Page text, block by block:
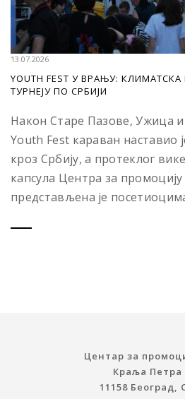
13.07.2026
YOUTH FEST У ВРАЊУ:
ТУРНЕЈУ ПО СРБИЈИ
Након Старе Пазове, Ужица
Youth Fest караван наставио
кроз Србију, а протеклог
капсула Центра за промоцију
представљена је
Центар за
Краља Петра
11158 Београд,